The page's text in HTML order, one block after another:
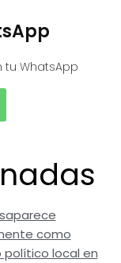
WhatsApp
como
político local en